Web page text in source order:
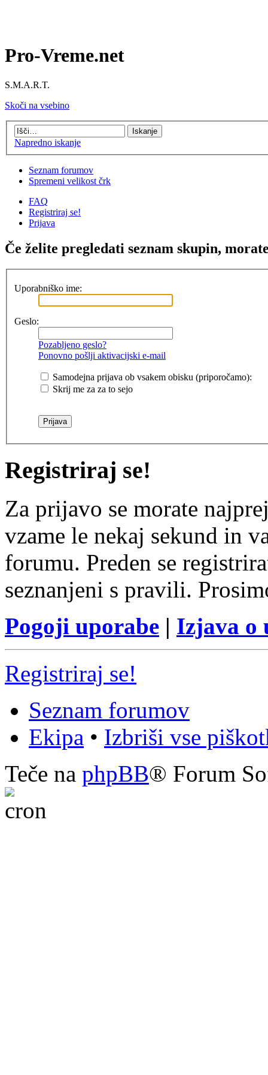
Pro-Vreme.net
S.M.A.R.T.
Skoči na vsebino
Napredno iskanje
Seznam forumov
Spremeni velikost črk
FAQ
Registriraj se!
Prijava
Če želite pregledati seznam skupin,
Uporabniško ime:
Geslo:
Pozabljeno geslo?
Ponovno pošlji aktivacijski e-mail
Samodejna prijava ob vsakem obisku (priporočamo):
Skrij me za za to sejo
Registriraj se!
Za prijavo se morate
vzame le nekaj sekund in
forumu. Preden se
seznanjeni s pravili.
Pogoji uporabe | Izjava o
Registriraj se!
Seznam forumov
Ekipa • Izbriši vse
Teče na phpBB® Forum